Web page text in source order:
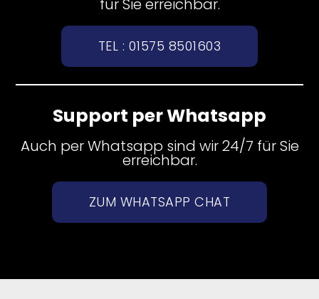
für Sie erreichbar.
TEL : 01575 8501603
Support per Whatsapp
Auch per Whatsapp sind wir 24/7 für Sie
erreichbar.
ZUM WHATSAPP CHAT